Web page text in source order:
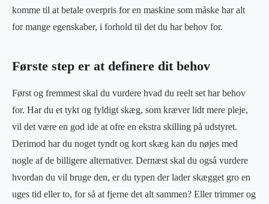
komme til at betale overpris for en maskine som måske har alt
for mange egenskaber, i forhold til det du har behov for.
Første step er at definere dit behov
Først og fremmest skal du vurdere hvad du reelt set har behov
for. Har du et tykt og fyldigt skæg, som kræver lidt mere pleje,
vil det være en god ide at ofre en ekstra skilling på udstyret.
Derimod har du noget tyndt og kort skæg kan du nøjes med
nogle af de billigere alternativer. Dernæst skal du også vurdere
hvordan du vil bruge den, er du typen der lader skægget gro en
uges tid eller to, for så at fjerne det alt sammen? Eller trimmer og